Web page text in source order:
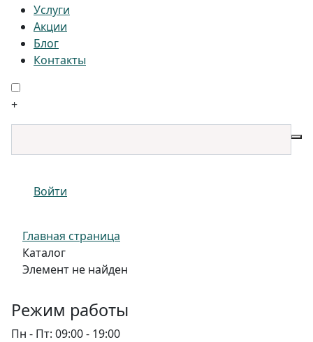
Услуги
Акции
Блог
Контакты
+
Войти
Главная страница
Каталог
Элемент не найден
Режим работы
Пн - Пт: 09:00 - 19:00